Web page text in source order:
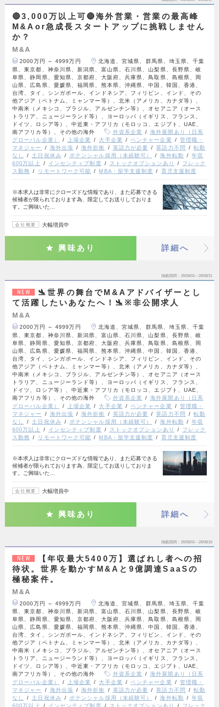
🔴3,000万以上可🔴海外営業・営業の最高峰
M&Aor急成長スタートアップに挑戦しません
か？
M&A
2000万円 ～ 4999万円
北海道、宮城県、群馬県、埼玉県、千葉
県、東京都、神奈川県、新潟県、富山県、石川県、山梨県、長野県、岐
阜県、静岡県、愛知県、京都府、大阪府、兵庫県、鳥取県、島根県、岡
山県、広島県、愛媛県、福岡県、熊本県、沖縄県、中国、韓国、香港、
台湾、タイ、シンガポール、インドネシア、フィリピン、インド、その
他アジア（ベトナム、ミャンマー等）、北米（アメリカ、カナダ等）、
中南米（メキシコ、ブラジル、アルゼンチン等）、オセアニア（オース
トラリア、ニュージーランド等）、ヨーロッパ（イギリス、フランス、
ドイツ、ロシア等）、中近東・アフリカ（モロッコ、エジプト、UAE、
南アフリカ等）、その他の海外
外資系企業
海外展開あり（日系
グローバル企業）
上場企業 大手企業 ベンチャー企業
管理職・
マネジャー
海外出張 海外折衝 英語力が必要 英語力不問
転勤
なし
土日祝休み ポテンシャル採用（未経験可） 海外転勤
年収
600万以上
インセンティブ制度 ストックオプションあり
フレック
ス勤務
リモートワーク可能 MBA・留学支援制度 育児支援制度
※本求人は非常にクローズドな情報であり、また応募できる
候補者が限られております為、限定してお送りしておりま
す。ご興味いた…
会社概要 大幅増員中
興味あり 詳細へ
掲載期間 26/08/03～26/08/31
NEW
🛬世界の舞台でM&Aアドバイザーとし
て活躍したいあなたへ！🛬※非公開求人
M&A
2000万円 ～ 4999万円
北海道、宮城県、群馬県、埼玉県、千葉
県、東京都、神奈川県、新潟県、富山県、石川県、山梨県、長野県、岐
阜県、静岡県、愛知県、京都府、大阪府、兵庫県、鳥取県、島根県、岡
山県、広島県、愛媛県、福岡県、熊本県、沖縄県、中国、韓国、香港、
台湾、タイ、シンガポール、インドネシア、フィリピン、インド、その
他アジア（ベトナム、ミャンマー等）、北米（アメリカ、カナダ等）、
中南米（メキシコ、ブラジル、アルゼンチン等）、オセアニア（オース
トラリア、ニュージーランド等）、ヨーロッパ（イギリス、フランス、
ドイツ、ロシア等）、中近東・アフリカ（モロッコ、エジプト、UAE、
南アフリカ等）、その他の海外
外資系企業
海外展開あり（日系
グローバル企業）
上場企業 大手企業 ベンチャー企業
管理職・
マネジャー
海外出張 海外折衝 英語力が必要 英語力不問
転勤
なし
土日祝休み ポテンシャル採用（未経験可） 海外転勤
年収
600万以上
インセンティブ制度 ストックオプションあり
フレック
ス勤務
リモートワーク可能 MBA・留学支援制度 育児支援制度
※本求人は非常にクローズドな情報であり、また応募できる
候補者が限られております為、限定してお送りしておりま
す。ご興味いた…
会社概要 大幅増員中
興味あり 詳細へ
掲載期間 26/08/03～26/08/16
NEW
【年収最大5400万】選ばれし者への招
待状。世界を動かすM&Aと9億調達SaaSの
極秘案件。
M&A
2000万円 ～ 4999万円
北海道、宮城県、群馬県、埼玉県、千葉
県、東京都、神奈川県、新潟県、富山県、石川県、山梨県、長野県、岐
阜県、静岡県、愛知県、京都府、大阪府、兵庫県、鳥取県、島根県、岡
山県、広島県、愛媛県、福岡県、熊本県、沖縄県、中国、韓国、香港、
台湾、タイ、シンガポール、インドネシア、フィリピン、インド、その
他アジア（ベトナム、ミャンマー等）、北米（アメリカ、カナダ等）、
中南米（メキシコ、ブラジル、アルゼンチン等）、オセアニア（オース
トラリア、ニュージーランド等）、ヨーロッパ（イギリス、フランス、
ドイツ、ロシア等）、中近東・アフリカ（モロッコ、エジプト、UAE、
南アフリカ等）、その他の海外
外資系企業
海外展開あり（日系
グローバル企業）
上場企業 大手企業 ベンチャー企業
管理職・
マネジャー
海外出張 海外折衝 英語力が必要 英語力不問
転勤
なし
土日祝休み ポテンシャル採用（未経験可） 海外転勤
年収
600万以上
インセンティブ制度 ストックオプションあり
フレック